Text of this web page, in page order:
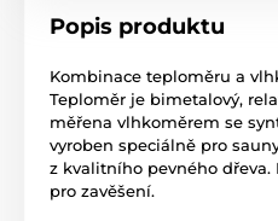
Popis produktu
Kombinace teploměru a
Teploměr je bimetalový,
měřena vlhkoměrem se
vyroben speciálně pro
z kvalitního pevného dřeva.
pro zavěšení.